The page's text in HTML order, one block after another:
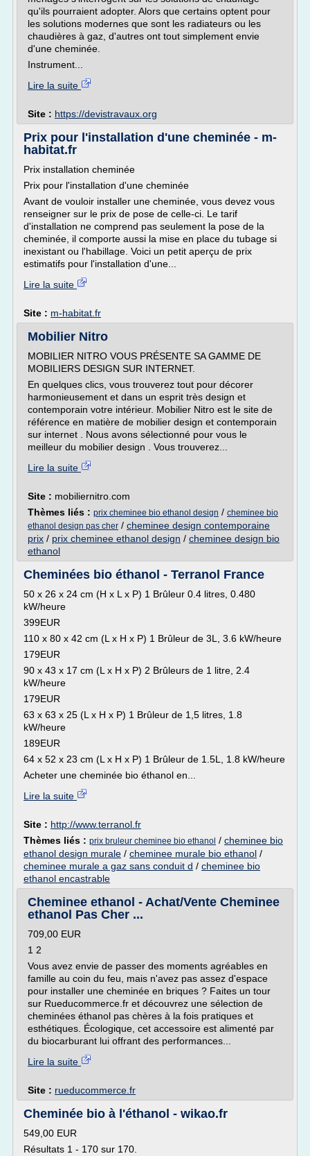
qu'ils pourraient adopter. Alors que certains optent pour
les solutions modernes que sont les radiateurs ou les
chaudières à gaz, d'autres ont tout simplement envie
d'une cheminée.
Instrument...
Lire la suite
Site : https://devistravaux.org
Prix pour l'installation d'une cheminée - m-
habitat.fr
Prix installation cheminée
Prix pour l'installation d'une cheminée
Avant de vouloir installer une cheminée, vous devez vous
renseigner sur le prix de pose de celle-ci. Le tarif
d'installation ne comprend pas seulement la pose de la
cheminée, il comporte aussi la mise en place du tubage si
inexistant ou l'habillage. Voici un petit aperçu de prix
estimatifs pour l'installation d'une...
Lire la suite
Site : m-habitat.fr
Mobilier Nitro
MOBILIER NITRO VOUS PRÉSENTE SA GAMME DE
MOBILIERS DESIGN SUR INTERNET.
En quelques clics, vous trouverez tout pour décorer
harmonieusement et dans un esprit très design et
contemporain votre intérieur. Mobilier Nitro est le site de
référence en matière de mobilier design et contemporain
sur internet . Nous avons sélectionné pour vous le
meilleur du mobilier design . Vous trouverez...
Lire la suite
Site : mobiliernitro.com
Thèmes liés : prix cheminee bio ethanol design / cheminee bio
ethanol design pas cher / cheminee design contemporaine
prix / prix cheminee ethanol design / cheminee design bio
ethanol
Cheminées bio éthanol - Terranol France
50 x 26 x 24 cm (H x L x P) 1 Brûleur 0.4 litres, 0.480
kW/heure
399EUR
110 x 80 x 42 cm (L x H x P) 1 Brûleur de 3L, 3.6 kW/heure
179EUR
90 x 43 x 17 cm (L x H x P) 2 Brûleurs de 1 litre, 2.4
kW/heure
179EUR
63 x 63 x 25 (L x H x P) 1 Brûleur de 1,5 litres, 1.8
kW/heure
189EUR
64 x 52 x 23 cm (L x H x P) 1 Brûleur de 1.5L, 1.8 kW/heure
Acheter une cheminée bio éthanol en...
Lire la suite
Site : http://www.terranol.fr
Thèmes liés : prix bruleur cheminee bio ethanol / cheminee bio
ethanol design murale / cheminee murale bio ethanol /
cheminee murale a gaz sans conduit d / cheminee bio
ethanol encastrable
Cheminee ethanol - Achat/Vente Cheminee
ethanol Pas Cher ...
709,00 EUR
1 2
Vous avez envie de passer des moments agréables en
famille au coin du feu, mais n'avez pas assez d'espace
pour installer une cheminée en briques ? Faites un tour
sur Rueducommerce.fr et découvrez une sélection de
cheminées éthanol pas chères à la fois pratiques et
esthétiques. Écologique, cet accessoire est alimenté par
du biocarburant lui offrant des performances...
Lire la suite
Site : rueducommerce.fr
Cheminée bio à l'éthanol - wikao.fr
549,00 EUR
Résultats 1 - 170 sur 170.